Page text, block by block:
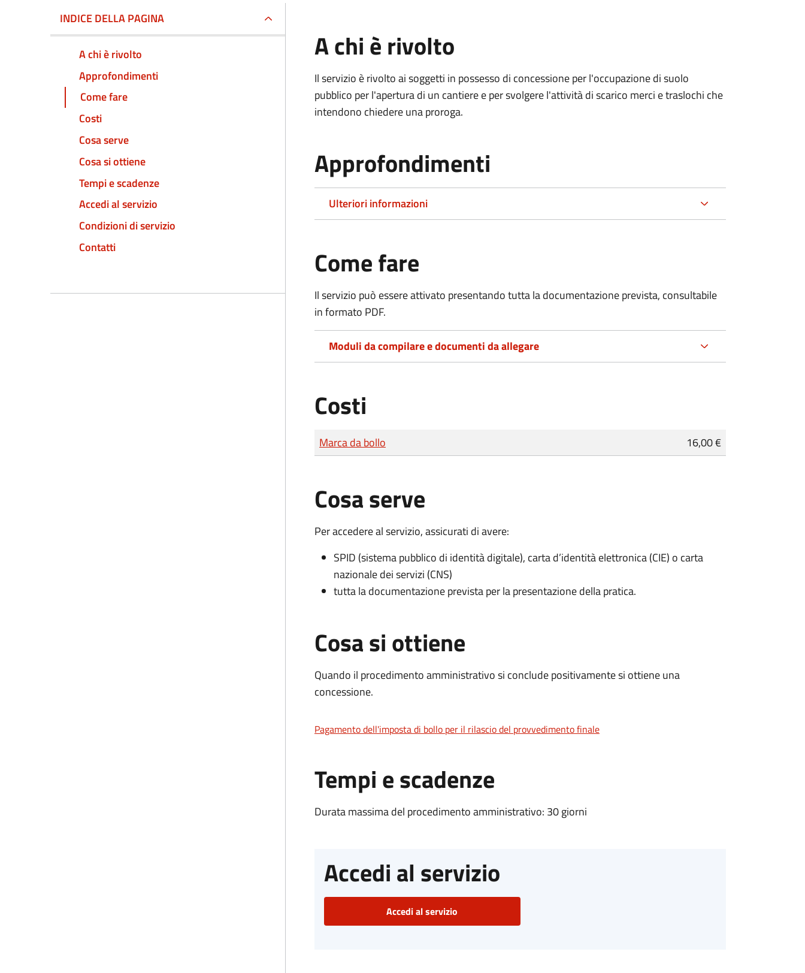
INDICE DELLA PAGINA
A chi è rivolto
Approfondimenti
Come fare
Costi
Cosa serve
Cosa si ottiene
Tempi e scadenze
Accedi al servizio
Condizioni di servizio
Contatti
A chi è rivolto
Il servizio è rivolto ai soggetti in possesso di concessione per l'occupazione di suolo
pubblico per l'apertura di un cantiere e per svolgere l'attività di scarico merci e traslochi che
intendono chiedere una proroga.
Approfondimenti
Ulteriori informazioni
Come fare
Il servizio può essere attivato presentando tutta la documentazione prevista, consultabile
in formato PDF.
Moduli da compilare e documenti da allegare
Costi
Tipo di pagamento
Importo
Marca da bollo 16,00 €
Cosa serve
Per accedere al servizio, assicurati di avere:
SPID (sistema pubblico di identità digitale), carta d’identità elettronica (CIE) o carta
nazionale dei servizi (CNS)
tutta la documentazione prevista per la presentazione della pratica.
Cosa si ottiene
Quando il procedimento amministrativo si conclude positivamente si ottiene una
concessione.
Pagamento dell'imposta di bollo per il rilascio del provvedimento finale
Tempi e scadenze
Durata massima del procedimento amministrativo: 30 giorni
Accedi al servizio
Accedi al servizio